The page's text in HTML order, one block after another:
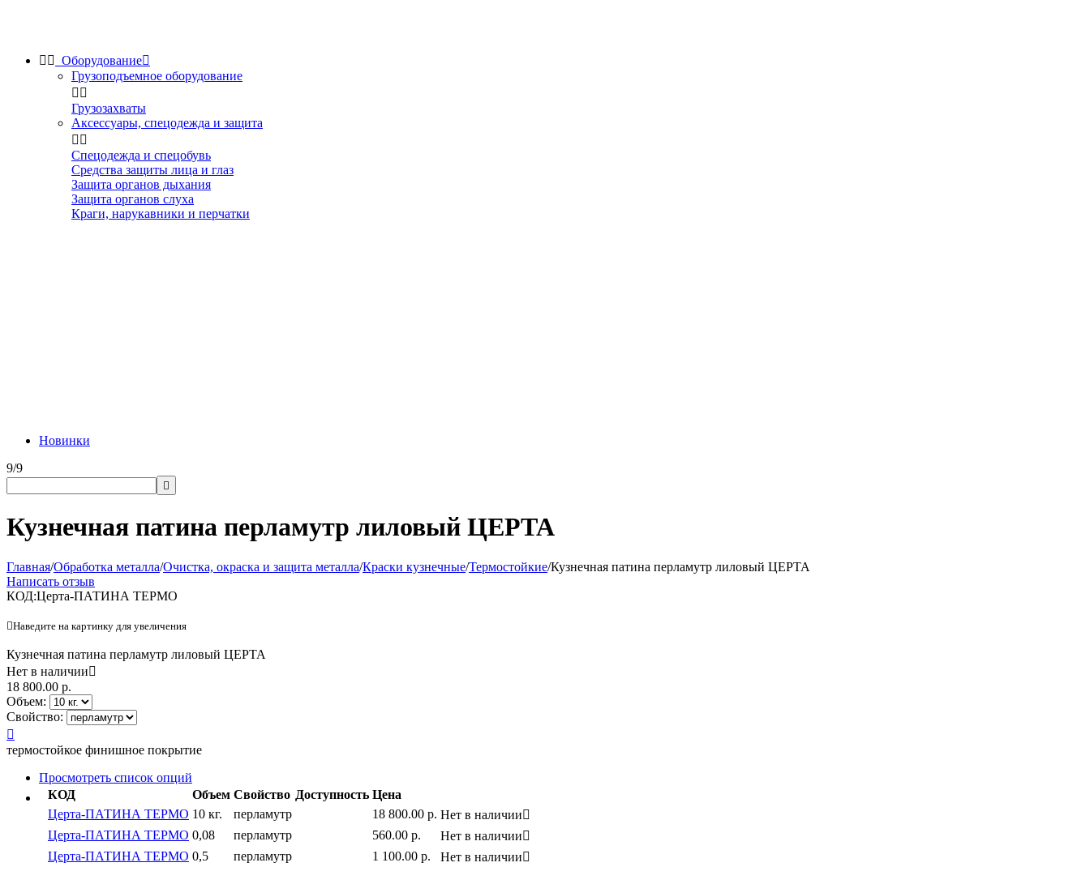
  Оборудование
Грузоподъемное оборудование
 
Грузозахваты
Аксессуары, спецодежда и защита
 
Спецодежда и спецобувь
Средства защиты лица и глаз
Защита органов дыхания
Защита органов слуха
Краги, нарукавники и перчатки
Новинки
9/9

Кузнечная патина перламутр лиловый ЦЕРТА
Главная/Обработка металла/Очистка, окраска и защита металла/Краски кузнечные/Термостойкие/Кузнечная патина перламутр лиловый ЦЕРТА
Написать отзыв
КОД:Церта-ПАТИНА ТЕРМО
Наведите на картинку для увеличения
Кузнечная патина перламутр лиловый ЦЕРТА
Нет в наличии
18 800.00 р.
Объем:
Свойство:

термостойкое финишное покрытие
Просмотреть список опций
КОД
Объем Свойство Доступность Цена
Церта-ПАТИНА ТЕРМО 10 кг. перламутр 18 800.00 р. Нет в наличии
Церта-ПАТИНА ТЕРМО 0,08 перламутр 560.00 р. Нет в наличии
Церта-ПАТИНА ТЕРМО 0,5 перламутр 1 100.00 р. Нет в наличии